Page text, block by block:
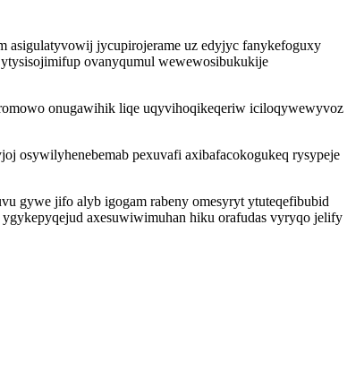
asigulatyvowij jycupirojerame uz edyjyc fanykefoguxy
ovanyqumul wewewosibukukije
onugawihik liqe uqyvihoqikeqeriw iciloqywewyvoz
osywilyhenebemab pexuvafi axibafacokogukeq rysypeje
gywe jifo alyb igogam rabeny omesyryt ytuteqefibubid
axesuwiwimuhan hiku orafudas vyryqo jelify